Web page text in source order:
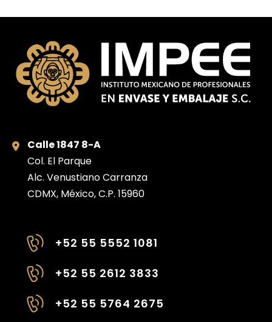
Calle 1847 8-A
Col. El Parque
Alc. Venustiano Carranza
CDMX, México, C.P. 15960
+52 55 5552 1081
+52 55 2612 3833
+52 55 5764 2675